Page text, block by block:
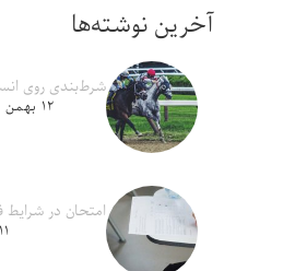
آخرین نوشته‌ها
شرط‌بندی روی
۱۲ بهمن ۱۴۰۴
امتحان در
۱۱ بهمن ۱۴۰۴